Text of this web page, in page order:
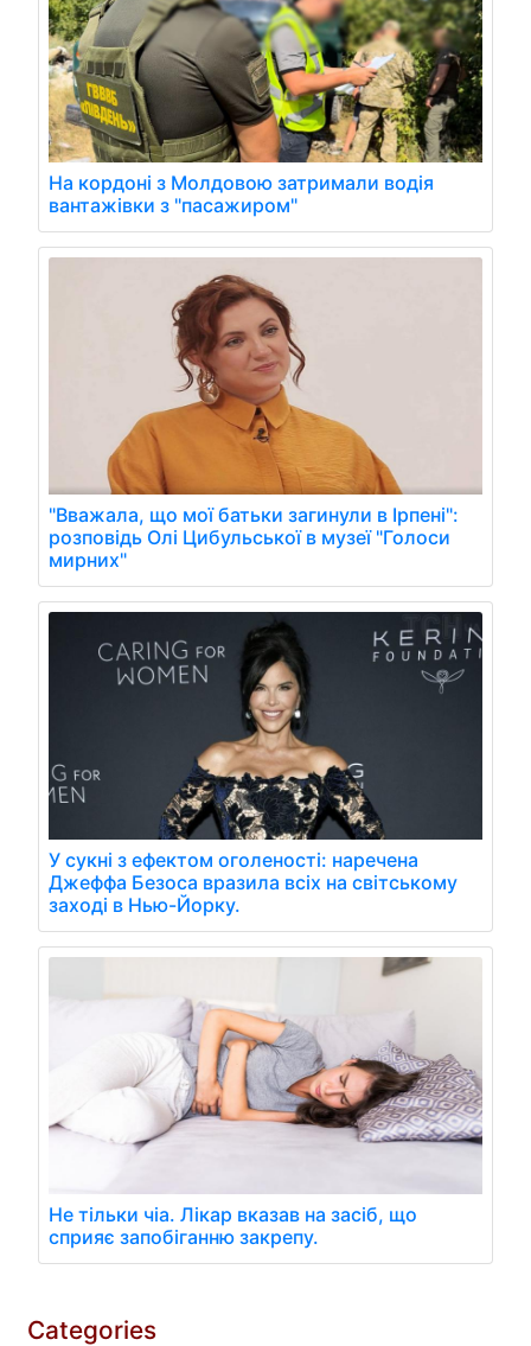
На кордоні з Молдовою затримали водія
вантажівки з "пасажиром"
"Вважала, що мої батьки загинули в Ірпені":
розповідь Олі Цибульської в музеї "Голоси
мирних"
У сукні з ефектом оголеності: наречена
Джеффа Безоса вразила всіх на світському
заході в Нью-Йорку.
Не тільки чіа. Лікар вказав на засіб, що
сприяє запобіганню закрепу.
Categories